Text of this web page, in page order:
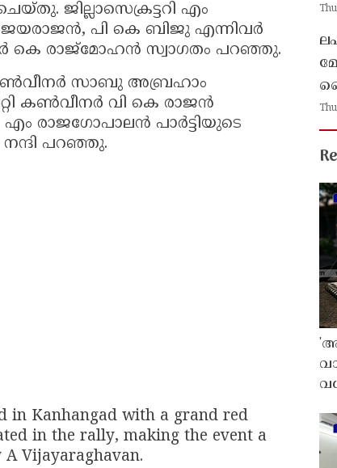
ജില്ലാസെക്രട്ടറി എം
പി കെ ബിജു എന്നിവർ
കെ രാജ്‌മോഹൻ സ്വാഗതം പറഞ്ഞു.
കൺവീനർ സാബു അബ്രഹാം
കൺവീനർ വി കെ രാജൻ
എം രാജഗോപാലൻ പാർട്ടിയുടെ
നന്ദി പറഞ്ഞു.
in Kanhangad with a grand red
in the rally, making the event a
A Vijayaraghavan.